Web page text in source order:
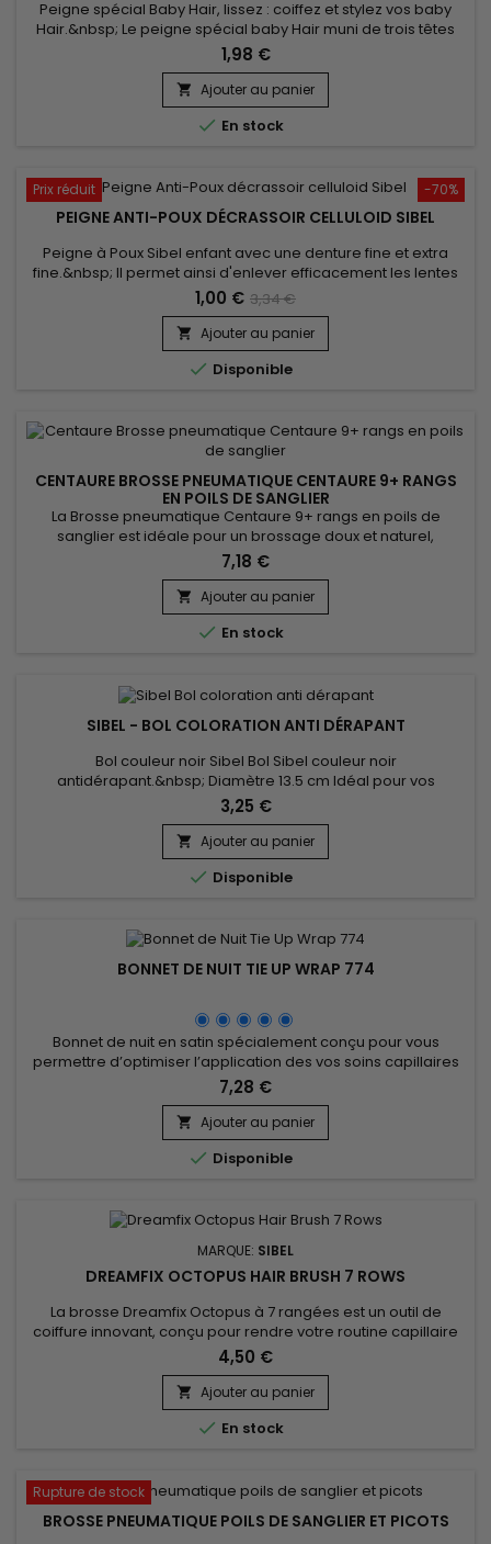
Peigne spécial Baby Hair, lissez : coiffez et stylez vos baby
Hair.&nbsp; Le peigne spécial baby Hair muni de trois têtes
différentes vous aide à coiffer les petits cheveux rebelles
comme vous le souhaitez et avec facilité.
1,98 €
 Ajouter au panier
 En stock
-70%
Prix réduit
PEIGNE ANTI-POUX DÉCRASSOIR CELLULOID SIBEL
Peigne à Poux Sibel enfant avec une denture fine et extra
fine.&nbsp; Il permet ainsi d'enlever efficacement les lentes
et les poux de tous types de cheveux,&nbsp;même&nbsp;les
plus fins.&nbsp; Vous pourrez ainsi calmer les
démangeaisons du cuir chevelu.&nbsp;Un incontournable en
cas d'invasion massive de parasites...
1,00 € 3,34 €
 Ajouter au panier
 Disponible
CENTAURE BROSSE PNEUMATIQUE CENTAURE 9+ RANGS
EN POILS DE SANGLIER
La Brosse pneumatique Centaure 9+ rangs en poils de
sanglier est idéale pour un brossage doux et naturel,
respectueux des cheveux. Les poils de sanglier répartissent
les huiles naturelles du cuir chevelu, offrant une brillance et
une hydratation naturelles. Sa structure pneumatique
s’adapte parfaitement aux contours de la tête, procurant un
confort...
7,18 €
 Ajouter au panier
 En stock
SIBEL - BOL COLORATION ANTI DÉRAPANT
Bol couleur noir Sibel Bol Sibel couleur noir
antidérapant.&nbsp; Diamètre 13.5 cm Idéal pour vos
colorations, lissages etc...
3,25 €
 Ajouter au panier
 Disponible
BONNET DE NUIT TIE UP WRAP 774
Bonnet de nuit en satin spécialement conçu pour vous
permettre d’optimiser l’application des vos soins capillaires
en améliorant leur efficacité pour un meilleur résultat.&nbsp;
Permet de prévenir les pertes de cheveux et de garder au
mieux votre coiffure, améliore la santé de vos cheveux.
7,28 €
 Ajouter au panier
 Disponible
MARQUE: SIBEL
DREAMFIX OCTOPUS HAIR BRUSH 7 ROWS
La brosse Dreamfix Octopus à 7 rangées est un outil de
coiffure innovant, conçu pour rendre votre routine capillaire
plus simple et plus efficace. Grâce à son design unique en
forme de pieuvre, elle s’adapte parfaitement à la forme du
crâne et glisse en douceur sur la chevelure pour un
démêlage sans douleur. Dotée de 7 rangées de poils
flexibles, cette...
4,50 €
 Ajouter au panier
 En stock
Rupture de stock
BROSSE PNEUMATIQUE POILS DE SANGLIER ET PICOTS